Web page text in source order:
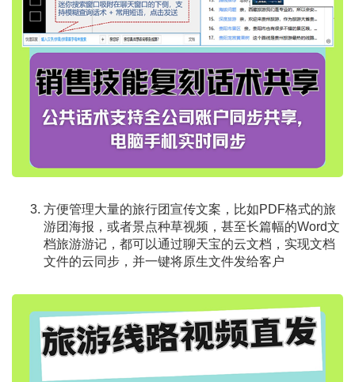
方便管理大量的旅行团宣传文案，比如PDF格式的旅
游团海报，或者景点种草视频，甚至长篇幅的Word文
档旅游游记，都可以通过聊天宝的云文档，实现文档
文件的云同步，并一键将原生文件发给客户